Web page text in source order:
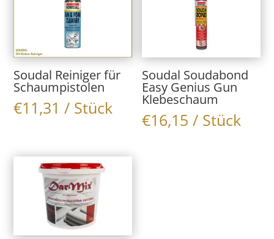
Soudal Reiniger für
Schaumpistolen
€11,31 / Stück
Soudal Soudabond
Easy Genius Gun
Klebeschaum
€16,15 / Stück